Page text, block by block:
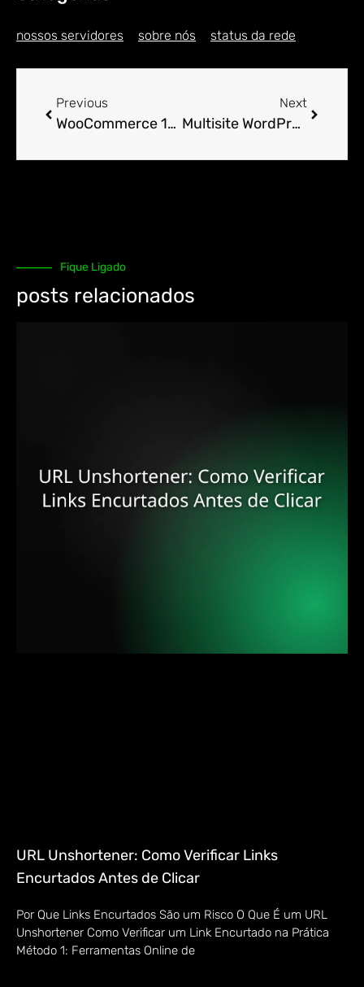
nossos servidores sobre nós status da rede
Previous
WooCommerce 101: Como Começar Sua Loja Online
Next
Multisite WordPress: O Que é e Como Configurar
Fique Ligado
posts relacionados
URL Unshortener: Como Verificar Links
Encurtados Antes de Clicar
Por Que Links Encurtados São um Risco O Que É um URL
Unshortener Como Verificar um Link Encurtado na Prática
Método 1: Ferramentas Online de